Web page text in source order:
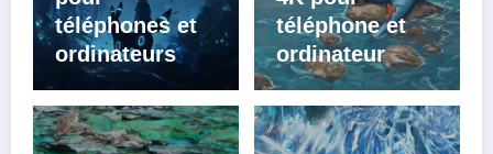
téléphones et
ordinateurs
téléphone et
ordinateur